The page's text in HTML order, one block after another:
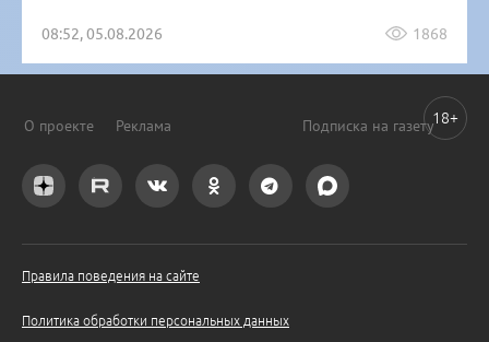
08:52, 05.08.2026 1868
О проекте Реклама Подписка на газету
Правила поведения на сайте
Политика обработки персональных данных
18+